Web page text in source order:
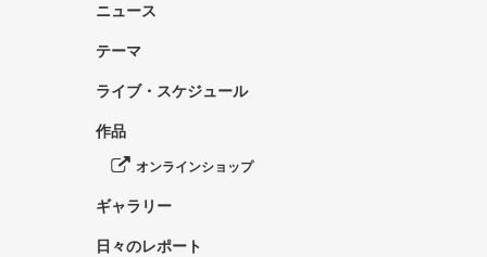
ニュース
テーマ
ライブ・スケジュール
作品
オンラインショップ
ギャラリー
日々のレポート